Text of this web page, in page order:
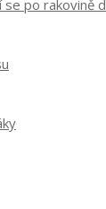
se po rakovině